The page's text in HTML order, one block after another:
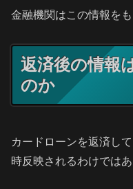
金融機関はこの情報を
返済後の情報
のか
カードローンを返済し
時反映されるわけではあ